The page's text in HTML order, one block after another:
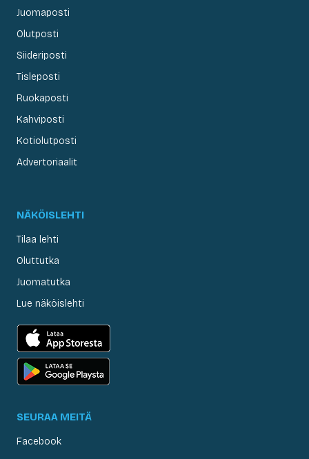
Juomaposti
Olutposti
Siideriposti
Tisleposti
Ruokaposti
Kahviposti
Kotiolutposti
Advertoriaalit
NÄKÖISLEHTI
Tilaa lehti
Oluttutka
Juomatutka
Lue näköislehti
SEURAA MEITÄ
Facebook